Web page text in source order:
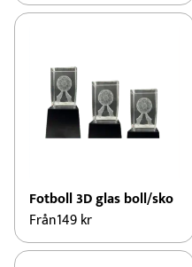
Fotboll 3D glas boll/sko
Från149kr